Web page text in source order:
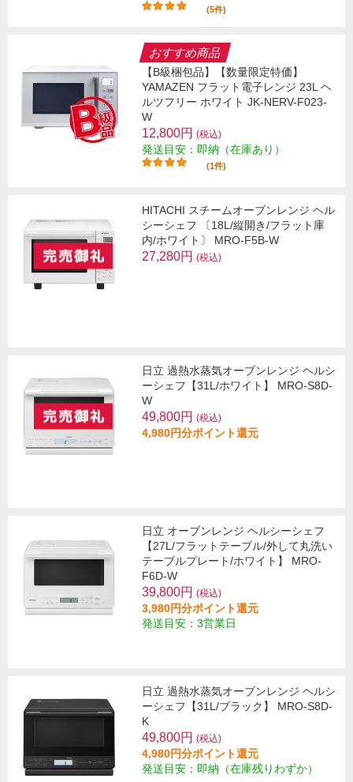
(5件)
おすすめ商品
【B級梱包品】【数量限定特価】
YAMAZEN フラット電子レンジ 23L ヘ
ルツフリー ホワイト JK-NERV-F023-
W
12,800円 (税込)
発送目安：即納（在庫あり）
(1件)
HITACHI スチームオーブンレンジ ヘル
シーシェフ 〔18L/縦開き/フラット庫
内/ホワイト〕 MRO-F5B-W
27,280円 (税込)
日立 過熱水蒸気オーブンレンジ ヘルシ
ーシェフ【31L/ホワイト】 MRO-S8D-
W
49,800円 (税込)
4,980円分ポイント還元
日立 オーブンレンジ ヘルシーシェフ
【27L/フラットテーブル/外して丸洗い
テーブルプレート/ホワイト】 MRO-
F6D-W
39,800円 (税込)
3,980円分ポイント還元
発送目安：3営業日
日立 過熱水蒸気オーブンレンジ ヘルシ
ーシェフ【31L/ブラック】 MRO-S8D-
K
49,800円 (税込)
4,980円分ポイント還元
発送目安：即納（在庫残りわずか）